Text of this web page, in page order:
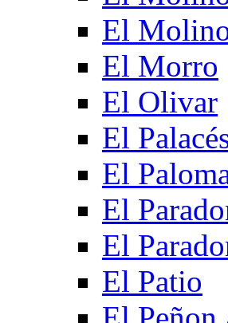
El
El Morro
El Olivar
El
El
El
El
El Patio